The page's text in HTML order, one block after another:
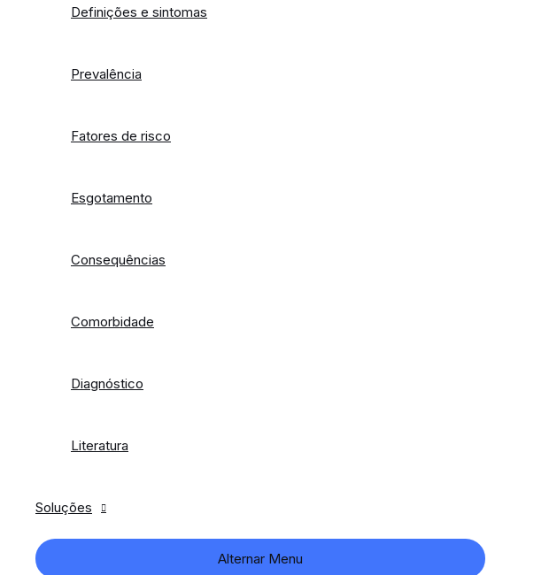
Definições e sintomas
Prevalência
Fatores de risco
Esgotamento
Consequências
Comorbidade
Diagnóstico
Literatura
Soluções
Alternar Menu